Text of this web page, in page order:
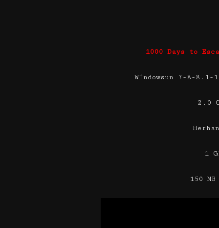
1000 Days to
Windowsun 7-8-
2.0
1
150